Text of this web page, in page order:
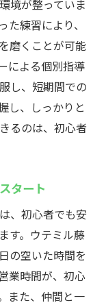
境が整っていま
練習により、
磨くことが可能
による個別指導
し、短期間での
し、しっかりと
るのは、初心者
タート
、初心者でも安
す。ウテミル藤
の空いた時間を
業時間が、初心
また、仲間と一